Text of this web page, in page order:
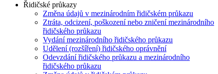
Řidičské průkazy
Změna údajů v mezinárodním řidičském průkazu
Ztráta, odcizení, poškození nebo zničení mezinárodního
řidičského průkazu
Vydání mezinárodního řidičského průkazu
Udělení (rozšíření) řidičského oprávnění
Odevzdání řidičského průkazu a mezinárodního
řidičského průkazu